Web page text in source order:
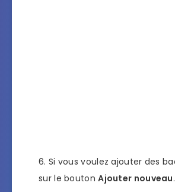
Si vous voulez ajouter des
sur le boutonAjouter nouveau.